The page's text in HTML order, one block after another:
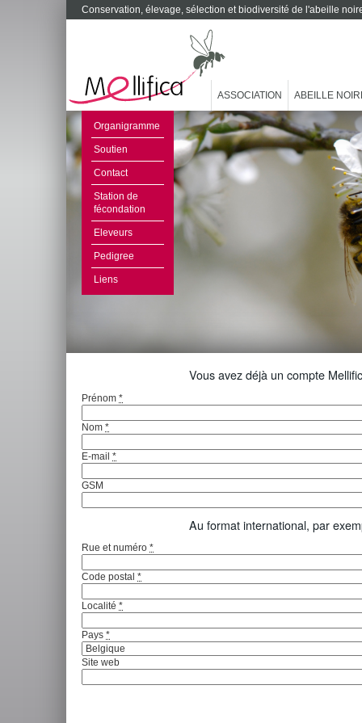
Conservation, élevage, sélection et biodiversité de l'abeille
ASSOCIATION ABEILLE
Organigramme
Soutien
Contact
Station de
fécondation
Eleveurs
Pedigree
Liens
Vous avez déjà un compte
Prénom *
Nom *
E-mail *
GSM
Au format international, par
Rue et numéro *
Code postal *
Localité *
Pays *
Site web